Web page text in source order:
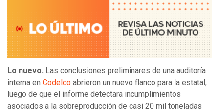
Lo nuevo. Las conclusiones preliminares de una auditoría
interna en Codelco abrieron un nuevo flanco para la estatal,
luego de que el informe detectara incumplimientos
asociados a la sobreproducción de casi 20 mil toneladas